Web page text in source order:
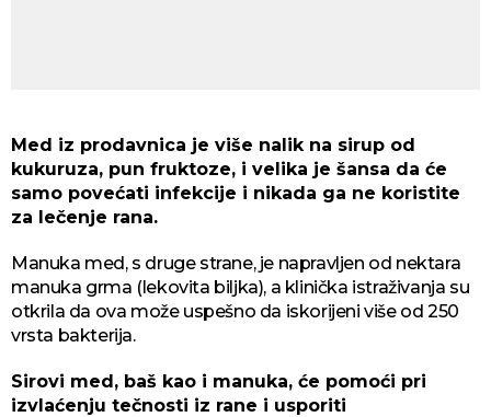
Med iz prodavnica je više nalik na sirup od
kukuruza, pun fruktoze, i velika je šansa da će
samo povećati infekcije i nikada ga ne koristite
za lečenje rana.
Manuka med, s druge strane, je napravljen od nektara
manuka grma (lekovita biljka), a klinička istraživanja su
otkrila da ova može uspešno da iskorijeni više od 250
vrsta bakterija.
Sirovi med, baš kao i manuka, će pomoći pri
izvlaćenju tečnosti iz rane i usporiti